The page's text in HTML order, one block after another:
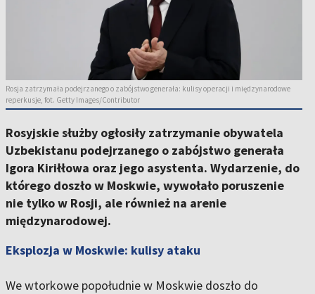
Rosja zatrzymała podejrzanego o zabójstwo generała: kulisy operacji i międzynarodowe
reperkusje, fot. Getty Images/Contributor
Rosyjskie służby ogłosiły zatrzymanie obywatela
Uzbekistanu podejrzanego o zabójstwo generała
Igora Kiriłłowa oraz jego asystenta. Wydarzenie, do
którego doszło w Moskwie, wywołało poruszenie
nie tylko w Rosji, ale również na arenie
międzynarodowej.
Eksplozja w Moskwie: kulisy ataku
We wtorkowe popołudnie w Moskwie doszło do